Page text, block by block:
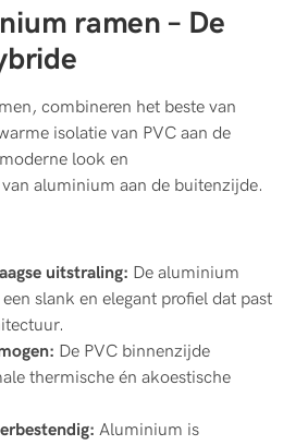
ramen – De
combineren het beste van
isolatie van PVC aan de
look en
aluminium aan de buitenzijde.
uitstraling: De aluminium
slank en elegant profiel dat past
De PVC binnenzijde
thermische én akoestische
Aluminium is